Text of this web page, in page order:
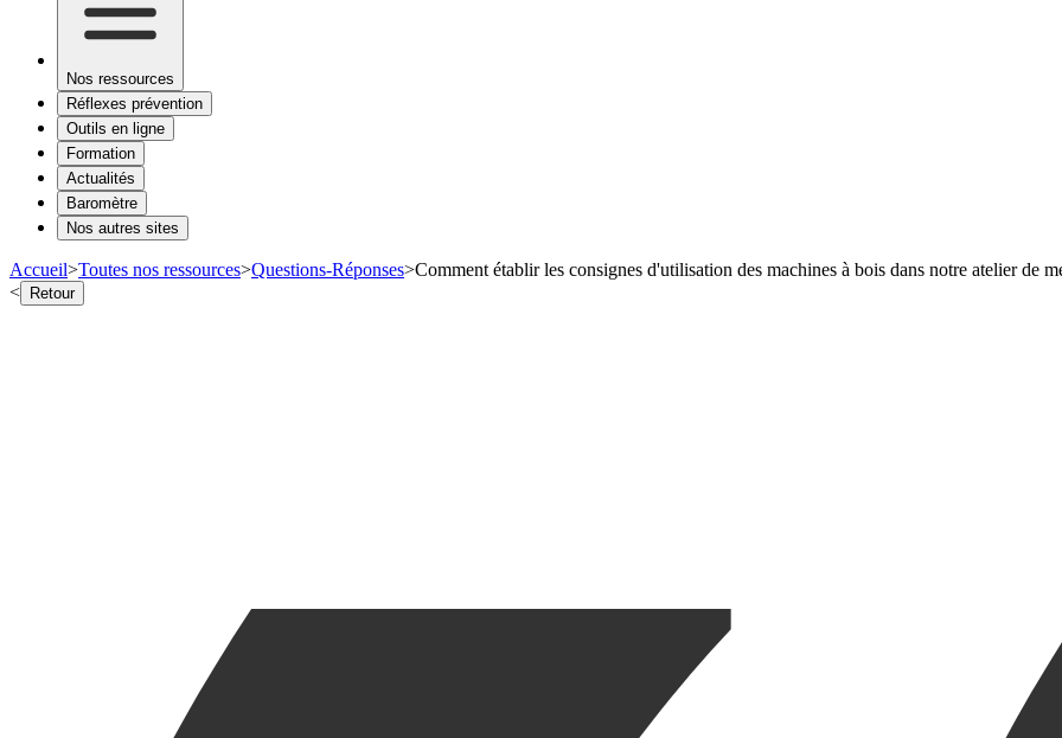
Nos ressources
Réflexes prévention
Outils en ligne
Formation
Actualités
Baromètre
Nos autres sites
Accueil>Toutes nos ressources>Questions-Réponses>Comment établir les consignes d'utilisation des machines à bois dans notre atelier de
< Retour